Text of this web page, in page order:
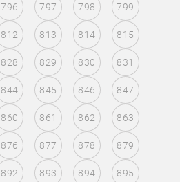
796 797 798 799
812 813 814 815
828 829 830 831
844 845 846 847
860 861 862 863
876 877 878 879
892 893 894 895